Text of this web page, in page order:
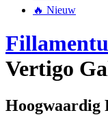
🔥 Nieuw
Vertigo
Hoogwaardig